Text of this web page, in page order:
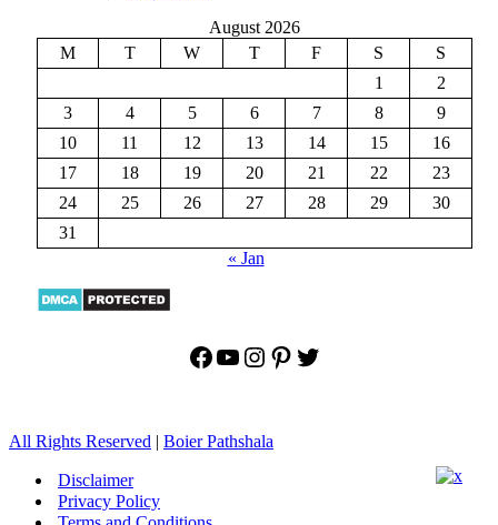
August 2026
M
T W T F S
S
1
2
3
4 5 6 7 8
9
10
11 12 13 14 15
16
17
18 19 20 21 22
23
24
25 26 27 28 29
30
31
« Jan
Facebook
YouTube
Instagram
Pinterest
Twitter
All Rights Reserved | Boier Pathshala
Disclaimer
Privacy Policy